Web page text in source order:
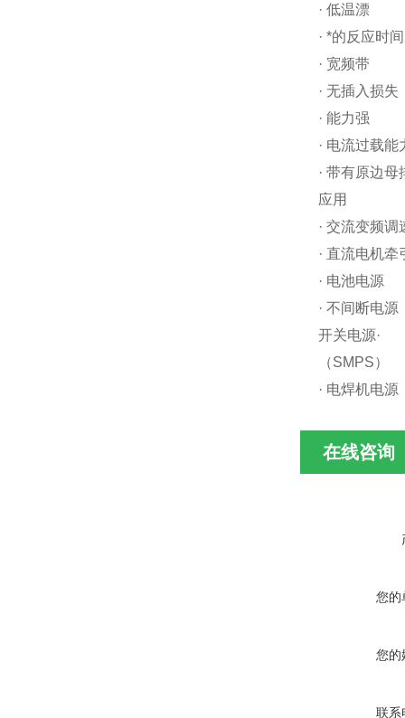
· 低温漂
· *的反应时间
· 宽频带
· 无插入损失
· 能力强
· 电流过载能
· 带有原边母
应用
· 交流变频调
· 直流电机
· 电池电源
· 不间断电源
开关电源·
（SMPS）
· 电焊机电源
在线咨询
您的
您的
联系